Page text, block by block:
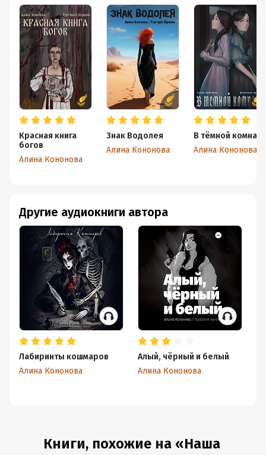
Красная книга
богов
Алина Кононова
Знак Водолея
Алина Кононова
В тёмной комнате
Алина Кононова
Другие аудиокниги автора
Лабиринты кошмаров
Алина Кононова
Алый, чёрный и белый
Алина Кононова
Книги, похожие на «Наша